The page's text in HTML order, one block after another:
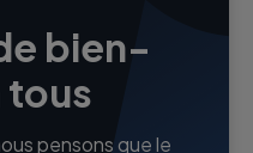
bien-
tous
pensons que le